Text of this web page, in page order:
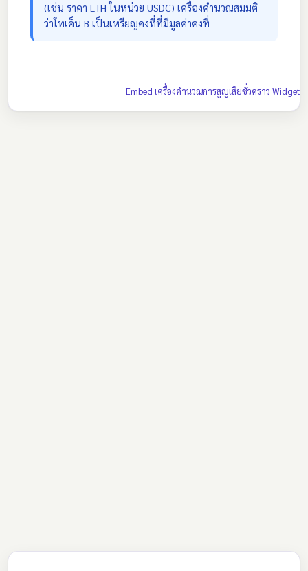
(เช่น ราคา ETH ในหน่วย USDC) เครื่องคำนวณสมมติ
ว่าโทเค็น B เป็นเหรียญคงที่ที่มีมูลค่าคงที่
Embed เครื่องคำนวณการสูญเสียชั่วคราว Widget